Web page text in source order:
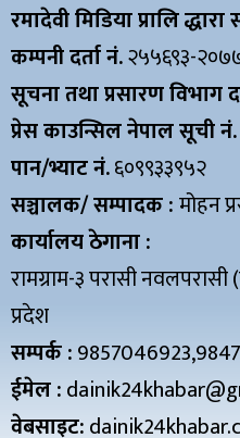
रमादेवी मिडिया प्रालि द्धारा
कम्पनी दर्ता नं.२५५६९३-
सूचना तथा प्रसारण विभाग
प्रेस काउन्सिल नेपाल सूची नं.
पान/भ्याट नं.६०९९३३९५२
सञ्चालक/ सम्पादक :मोहन
कार्यालय ठेगाना :
रामग्राम-३ परासी नवलपरासी
प्रदेश
सम्पर्क :
ईमेल :
वेबसाइट: